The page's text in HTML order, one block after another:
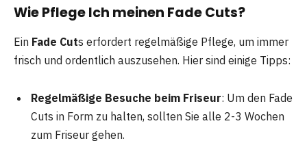
Wie Pflege Ich meinen Fade Cuts?
Ein Fade Cuts erfordert regelmäßige Pflege, um immer
frisch und ordentlich auszusehen. Hier sind einige Tipps:
Regelmäßige Besuche beim Friseur: Um den Fade
Cuts in Form zu halten, sollten Sie alle 2-3 Wochen
zum Friseur gehen.